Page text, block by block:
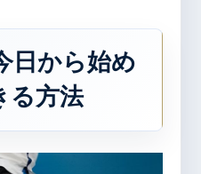
日から始め
る方法